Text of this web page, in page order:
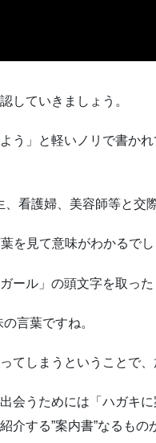
していきましょう。
う」と軽いノリで書か
、看護婦、美容師等と交
を見て意味がわかるでし
ール」の頭文字を取っ
言葉ですね。
てしまうということで
会うためには「ハガキ
介する”案内書”なるもの